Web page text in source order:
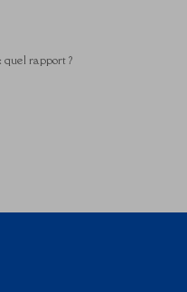
rapport ?